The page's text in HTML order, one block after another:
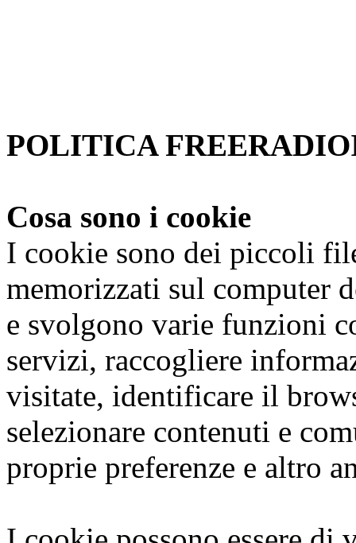
POLITICA
Cosa sono i cookie
I cookie sono dei piccoli
memorizzati sul computer
e svolgono varie funzioni
servizi, raccogliere
visitate, identificare il
selezionare contenuti e
proprie preferenze e altro